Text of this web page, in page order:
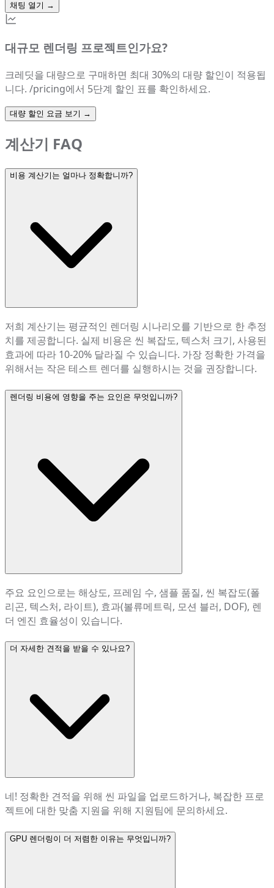
채팅 열기 →
대규모 렌더링 프로젝트인가요?
크레딧을 대량으로 구매하면 최대 30%의 대량 할인이 적용됩
니다. /pricing에서 5단계 할인 표를 확인하세요.
대량 할인 요금 보기 →
계산기 FAQ
비용 계산기는 얼마나 정확합니까?
저희 계산기는 평균적인 렌더링 시나리오를 기반으로 한 추정
치를 제공합니다. 실제 비용은 씬 복잡도, 텍스처 크기, 사용된
효과에 따라 10-20% 달라질 수 있습니다. 가장 정확한 가격을
위해서는 작은 테스트 렌더를 실행하시는 것을 권장합니다.
렌더링 비용에 영향을 주는 요인은 무엇입니까?
주요 요인으로는 해상도, 프레임 수, 샘플 품질, 씬 복잡도(폴
리곤, 텍스처, 라이트), 효과(볼류메트릭, 모션 블러, DOF), 렌
더 엔진 효율성이 있습니다.
더 자세한 견적을 받을 수 있나요?
네! 정확한 견적을 위해 씬 파일을 업로드하거나, 복잡한 프로
젝트에 대한 맞춤 지원을 위해 지원팀에 문의하세요.
GPU 렌더링이 더 저렴한 이유는 무엇입니까?